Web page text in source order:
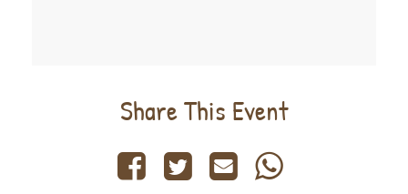
Share This Event